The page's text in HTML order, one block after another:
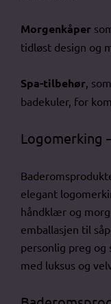
Morgenkåper
tidløst design og
Spa-tilbehør ,
badekuler, for
Logomerking
elegant
håndklær og
emballasjen til
personlig preg og
med luksus og